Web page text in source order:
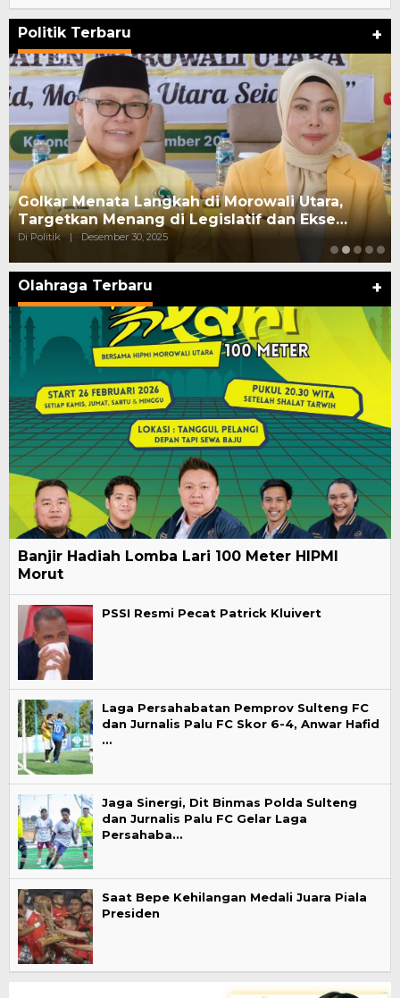
Politik Terbaru +
Golkar Menata Langkah di Morowali Utara,
Targetkan Menang di Legislatif dan Ekse…
Di Politik | Desember 30, 2025
Olahraga Terbaru +
Banjir Hadiah Lomba Lari 100 Meter HIPMI
Morut
PSSI Resmi Pecat Patrick Kluivert
Laga Persahabatan Pemprov Sulteng FC
dan Jurnalis Palu FC Skor 6-4, Anwar Hafid
…
Jaga Sinergi, Dit Binmas Polda Sulteng
dan Jurnalis Palu FC Gelar Laga
Persahaba…
Saat Bepe Kehilangan Medali Juara Piala
Presiden